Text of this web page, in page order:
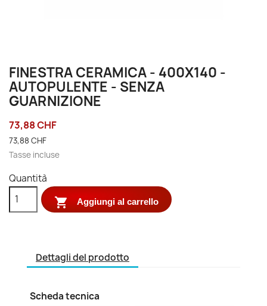
FINESTRA CERAMICA - 400X140 -
AUTOPULENTE - SENZA
GUARNIZIONE
73,88 CHF
73,88 CHF
Tasse incluse
Quantità
 Aggiungi al carrello
Dettagli del prodotto
Scheda tecnica